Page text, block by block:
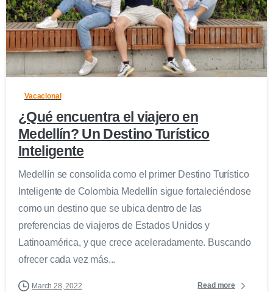
0
Vacacional
¿Qué encuentra el viajero en
Medellín? Un Destino Turístico
Inteligente
Medellín se consolida como el primer Destino Turístico
Inteligente de Colombia Medellín sigue fortaleciéndose
como un destino que se ubica dentro de las
preferencias de viajeros de Estados Unidos y
Latinoamérica, y que crece aceleradamente. Buscando
ofrecer cada vez más...
March 28, 2022 Read more